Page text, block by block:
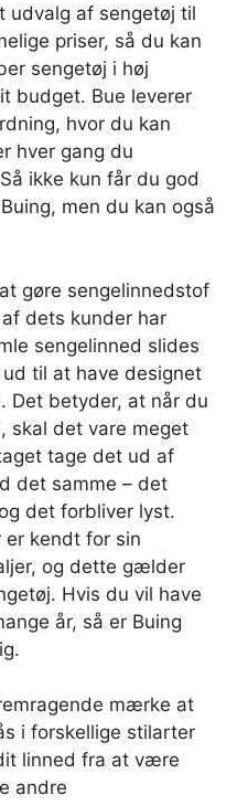
udvalg af sengetøj til
priser, så du kan
sengetøj i høj
budget. Bue leverer
hvor du kan
hver gang du
ikke kun får du god
men du kan også
gøre sengelinnedstof
dets kunder har
sengelinned slides
til at have designet
Det betyder, at når du
skal det vare meget
tage det ud af
det samme – det
det forbliver lyst.
kendt for sin
og dette gælder
Hvis du vil have
år, så er Buing
mærke at
i forskellige stilarter
linned fra at være
andre